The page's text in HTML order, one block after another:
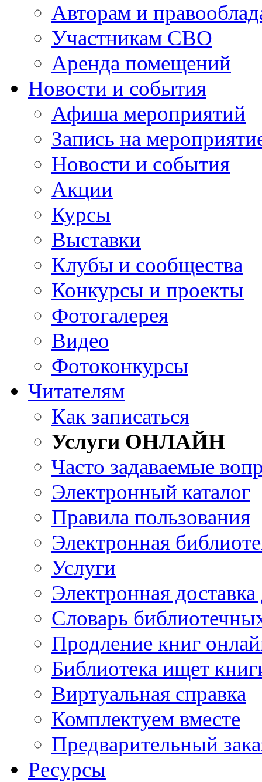
Авторам и
Участникам СВО
Аренда помещений
Новости и события
Афиша мероприятий
Запись на
Новости и события
Акции
Курсы
Выставки
Клубы и сообщества
Конкурсы и проекты
Фотогалерея
Видео
Фотоконкурсы
Читателям
Как записаться
Услуги ОНЛАЙН
Часто задаваемые
Электронный каталог
Правила пользования
Электронная
Услуги
Электронная
Словарь
Продление книг
Библиотека ищет
Виртуальная справка
Комплектуем вместе
Предварительный
Ресурсы